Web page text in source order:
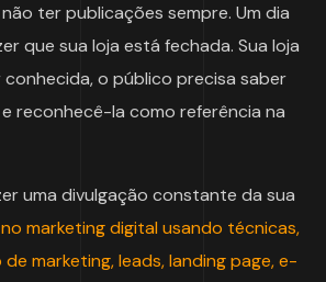
ter publicações sempre. Um dia
que sua loja está fechada. Sua loja
o público precisa saber
reconhecê-la como referência na
uma divulgação constante da sua
marketing digital usando técnicas,
marketing, leads, landing page, e-